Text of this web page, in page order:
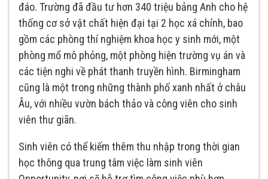
đáo. Trường đã đầu tư hơn 340 triệu bảng Anh cho hệ
thống cơ sở vật chất hiện đại tại 2 học xá chính, bao
gồm các phòng thí nghiệm khoa học y sinh mới, một
phòng mổ mô phỏng, một phòng hiện trường vụ án và
các tiện nghi về phát thanh truyền hình. Birmingham
cũng là một trong những thành phố xanh nhất ở châu
Âu, với nhiều vườn bách thảo và công viên cho sinh
viên thư giãn.
Sinh viên có thể kiếm thêm thu nhập trong thời gian
học thông qua trung tâm việc làm sinh viên